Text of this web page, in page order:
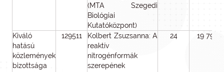
(MTA Szegedi
Biológiai
Kutatóközpont)
Kiváló
hatású
közlemények
bizottsága
129511
Kolbert Zsuzsanna: A
reaktív
nitrogénformák
szerepének
24 19 796